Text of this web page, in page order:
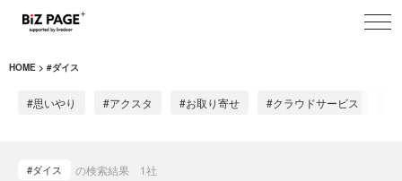
toggle
HOME #ダイス
#思いやり #アクスタ #お取り寄せ #クラウドサービス
#ダイス の検索結果 1社